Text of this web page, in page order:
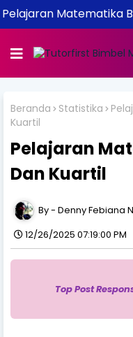
Pelajaran Matematika
Beranda Statistika
Kuartil
Pelajaran
Dan Kuartil
Denny Febiana
12/26/2025 07:19:00 PM
Top Post